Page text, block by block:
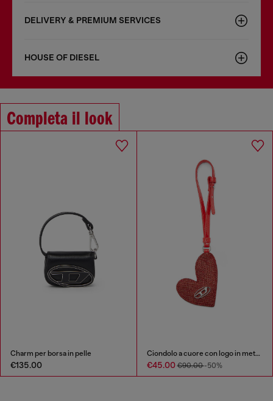
DELIVERY & PREMIUM SERVICES
HOUSE OF DIESEL
Completa il look
Charm per borsa in pelle
€135.00
Ciondolo a cuore con logo in metallo
€45.00€90.00-50%